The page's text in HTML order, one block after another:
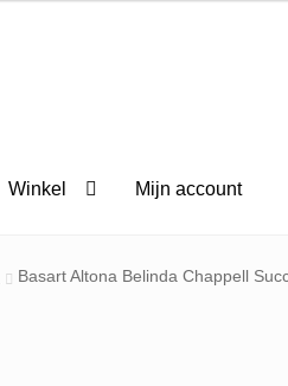
Winkel Mijn account
Basart Altona Belinda Chappell